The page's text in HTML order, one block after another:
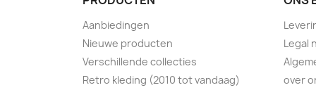
Aanbiedingen
Nieuwe producten
Verschillende collecties
Retro kleding (2010 tot vandaag)
Legal
over